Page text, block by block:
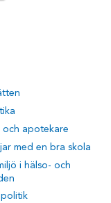
apotekare
med en bra skola
i hälso- och